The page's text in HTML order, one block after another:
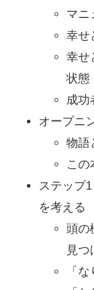
マニ
幸せ
幸せ
状態
成功
オープニ
物語
この
ステップ
を考える
頭の
見つ
「